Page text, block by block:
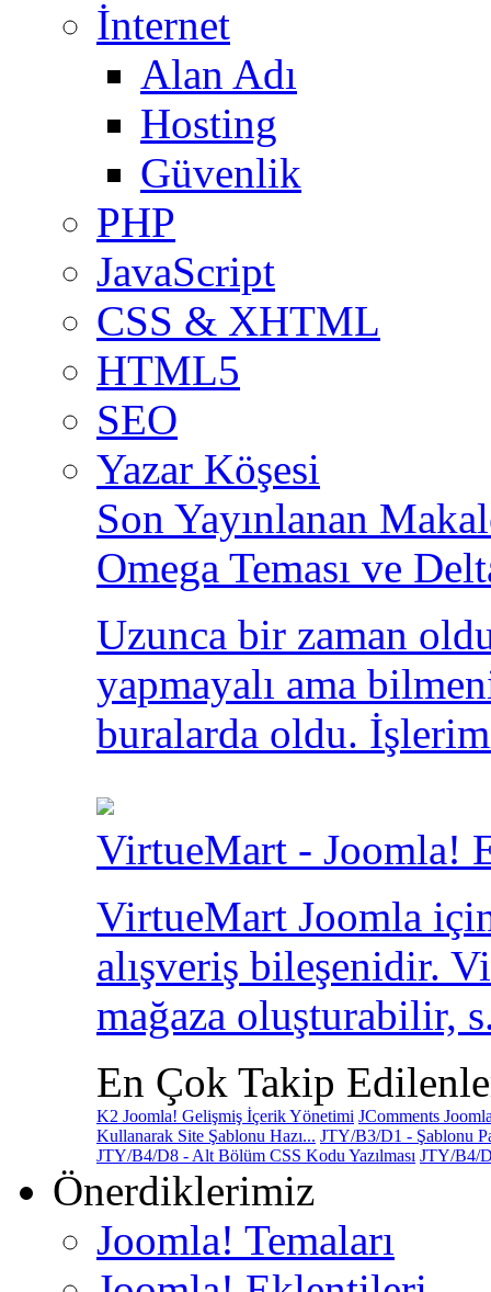
İnternet
Alan Adı
Hosting
Güvenlik
PHP
JavaScript
CSS & XHTML
HTML5
SEO
Yazar Köşesi
Son Yayınlanan
Omega Teması ve
Uzunca bir zaman
yapmayalı ama
buralarda oldu.
VirtueMart - Joomla!
VirtueMart Joomla
alışveriş bileşenidir.
mağaza oluşturabilir,
En Çok Takip
K2 Joomla! Gelişmiş İçerik Yönetimi JComments
Kullanarak Site Şablonu Hazı... JTY/B3/D1 - Şablonu
JTY/B4/D8 - Alt Bölüm CSS Kodu Yazılması JTY/B4/
Önerdiklerimiz
Joomla! Temaları